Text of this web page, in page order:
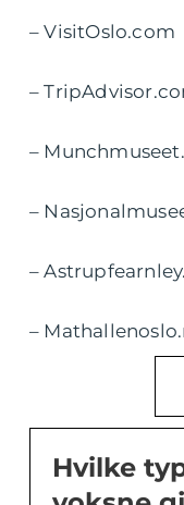
– VisitOslo.com
–
–
–
–
–
Hvilke